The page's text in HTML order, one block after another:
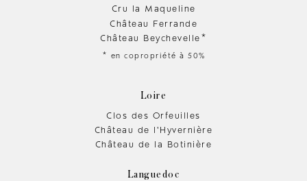
Cru la Maqueline
Château Ferrande
Château Beychevelle*
* en copropriété à 50%
Loire
Clos des Orfeuilles
Château de l'Hyvernière
Château de la Botinière
Languedoc